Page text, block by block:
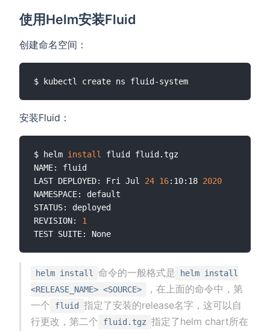
使用Helm安装Fluid
创建命名空间：
安装Fluid：
$ helm install
fluid fluid.tgz
NAME: fluid
LAST DEPLOYED: Fri Jul 24 16:10:18 2020
NAMESPACE: default
STATUS: deployed
REVISION: 1
helm install 命令的一般格式是
helm install
<RELEASE_NAME> <SOURCE>
，在上面的命令中，第
一个
fluid
指定了安装的release名字，这可以自
行更改，第二个
fluid.tgz 指定了helm chart所在